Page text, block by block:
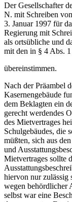
Der Gesellschafter
N. mit Schreiben
3. Januar 1997 für
Regierung mit
als ortsübliche und
mit den in § 4 Abs.
übereinstimmen.
Nach der Präambel
Kasernengebäude
dem Beklagten ein
gerecht werdendes
des Mietvertrages
Schulgebäudes, die
müßten, sich aus
und
Mietvertrages sollte
hiervon nur zulässig
wegen behördlicher
selbst war eine